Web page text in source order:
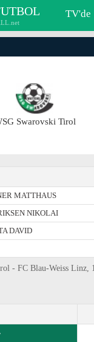
TV'de
Swarovski Tirol
MATTHAUS
NIKOLAI
DAVID
- FC Blau-Weiss Linz,